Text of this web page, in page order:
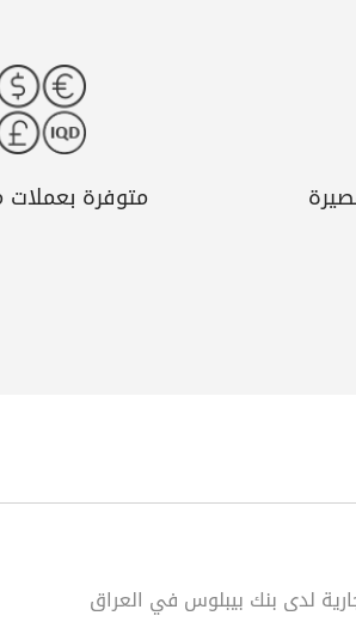
متوفرة
لدى بنك بيبلوس في العراق